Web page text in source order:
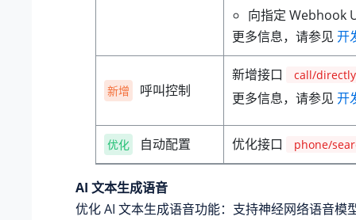
向指定 Webhook
更多信息，请参见 开
新增 呼叫控制
新增接口 call/
更多信息，请参见 开
优化 自动配置 优化接口 phone/
AI 文本生成语音
优化 AI 文本生成语音功能：支持神经网络语音模